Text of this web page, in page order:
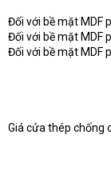
Đối với bề mặt MDF
Đối với bề mặt MDF
Đối với bề mặt MDF
Giá cửa thép chống